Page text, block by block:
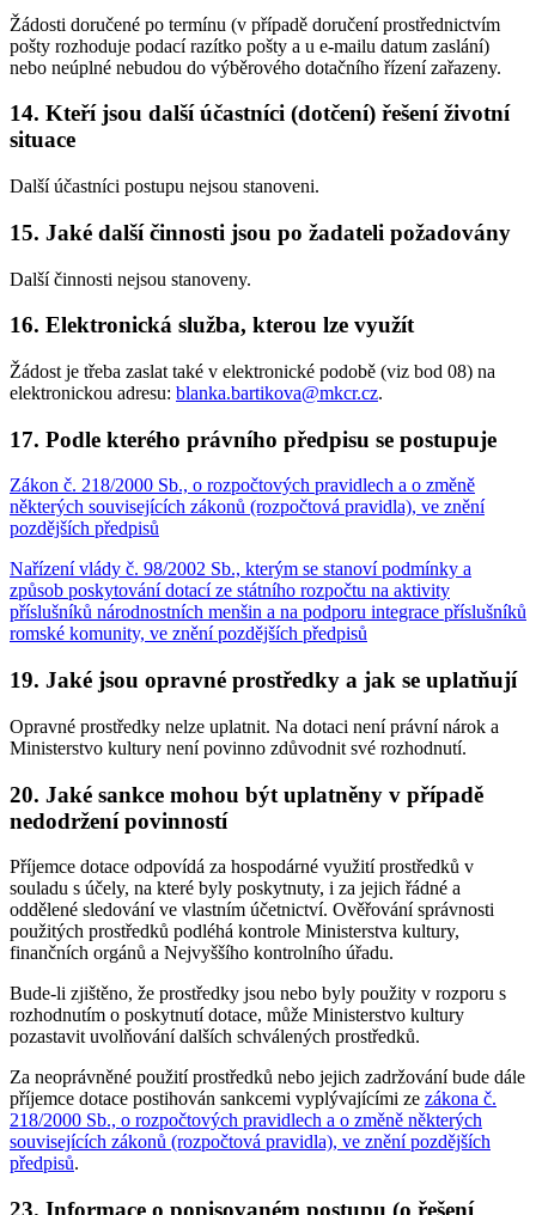
Žádosti doručené po termínu (v případě doručení prostřednictvím
pošty rozhoduje podací razítko pošty a u e-mailu datum zaslání)
nebo neúplné nebudou do výběrového dotačního řízení zařazeny.
14. Kteří jsou další účastníci (dotčení) řešení životní
situace
Další účastníci postupu nejsou stanoveni.
15. Jaké další činnosti jsou po žadateli požadovány
Další činnosti nejsou stanoveny.
16. Elektronická služba, kterou lze využít
Žádost je třeba zaslat také v elektronické podobě (viz bod 08) na
elektronickou adresu: blanka.bartikova@mkcr.cz.
17. Podle kterého právního předpisu se postupuje
Zákon č. 218/2000 Sb., o rozpočtových pravidlech a o změně
některých souvisejících zákonů (rozpočtová pravidla), ve znění
pozdějších předpisů
Nařízení vlády č. 98/2002 Sb., kterým se stanoví podmínky a
způsob poskytování dotací ze státního rozpočtu na aktivity
příslušníků národnostních menšin a na podporu integrace příslušníků
romské komunity, ve znění pozdějších předpisů
19. Jaké jsou opravné prostředky a jak se uplatňují
Opravné prostředky nelze uplatnit. Na dotaci není právní nárok a
Ministerstvo kultury není povinno zdůvodnit své rozhodnutí.
20. Jaké sankce mohou být uplatněny v případě
nedodržení povinností
Příjemce dotace odpovídá za hospodárné využití prostředků v
souladu s účely, na které byly poskytnuty, i za jejich řádné a
oddělené sledování ve vlastním účetnictví. Ověřování správnosti
použitých prostředků podléhá kontrole Ministerstva kultury,
finančních orgánů a Nejvyššího kontrolního úřadu.
Bude-li zjištěno, že prostředky jsou nebo byly použity v rozporu s
rozhodnutím o poskytnutí dotace, může Ministerstvo kultury
pozastavit uvolňování dalších schválených prostředků.
Za neoprávněné použití prostředků nebo jejich zadržování bude dále
příjemce dotace postihován sankcemi vyplývajícími ze zákona č.
218/2000 Sb., o rozpočtových pravidlech a o změně některých
souvisejících zákonů (rozpočtová pravidla), ve znění pozdějších
předpisů.
23. Informace o popisovaném postupu (o řešení